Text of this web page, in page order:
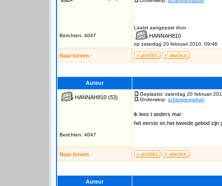
Berichten: 4047
Laatst aangepast door
HANNAH810
op zaterdag 20 februari 2010, 09:46
Naar boven
Auteur
HANNAH810 (53)
Berichten: 4047
Geplaatst: zaterdag 20 februari
Onderwerp: scheppingsdoel
ik lees t anders mar;
het eerste en het tweede gebod zijn
Naar boven
Auteur